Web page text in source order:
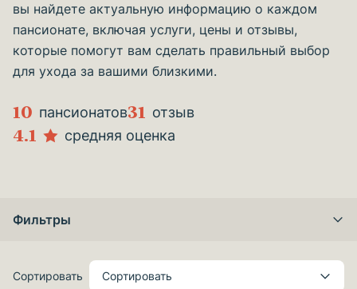
вы найдете актуальную информацию о каждом
пансионате, включая услуги, цены и отзывы,
которые помогут вам сделать правильный выбор
для ухода за вашими близкими.
10 пансионатов31 отзыв
4.1 средняя оценка
Фильтры
Сортировать Сортировать